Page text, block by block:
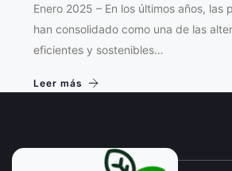
Enero 2025 – En los últimos años, las
han consolidado como una de las
eficientes y sostenibles…
Leer más